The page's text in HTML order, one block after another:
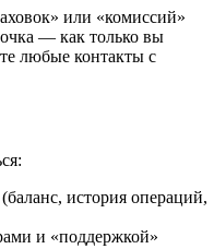
или «комиссий»
— как только вы
любые контакты с
история операций,
и «поддержкой»